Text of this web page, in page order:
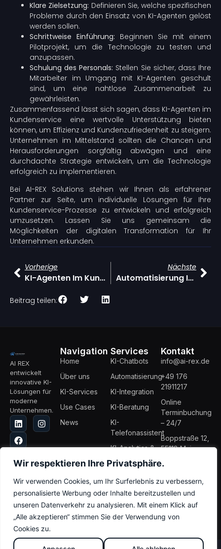
Wir respektieren Ihre Privatsphäre.
Wir verwenden Cookies, um Ihr Surferlebnis zu verbessern,
personalisierte Werbung oder Inhalte bereitzustellen und
unseren Datenverkehr zu analysieren. Mit einem Klick auf
„Alle akzeptieren“ stimmen Sie der Verwendung von
Cookies zu.
Klare Zielsetzung: Definieren Sie, welche spezifischen
Probleme durch den Einsatz von KI-Agenten gelöst
werden sollen.
Schrittweise Einführung: Beginnen Sie mit einem
Pilotprojekt, um die Technologie zu testen und
anzupassen.
Schulung des Personals: Stellen Sie sicher, dass Ihre
Mitarbeiter im Umgang mit KI-Agenten geschult
sind, um eine nahtlose Zusammenarbeit zu
gewährleisten.
Zusammenfassend lässt sich sagen, dass KI-Agenten im
Kundenservice eine wertvolle Unterstützung bieten
können, um Effizienz und Kundenzufriedenheit zu steigern.
Unternehmen im Mittelstand sollten die Chancen und
Herausforderungen sorgfältig abwägen und eine
durchdachte Strategie entwickeln, um die Technologie
erfolgreich zu implementieren.
Bei AI-REX Solutions stehen wir Ihnen als erfahrener
Partner zur Seite, um individuelle Lösungen für Ihre
Kundenservice-Prozesse zu entwickeln und erfolgreich
umzusetzen. Lassen Sie uns gemeinsam die
Möglichkeiten der digitalen Transformation für Ihr
Unternehmen erkunden.
Vorherige
KI-Agenten Im Kundenservice: Effizienzsteigerung Durch Automatisierung
Nächste
Automatisierung Im IT-Support: Chancen Und Herausforderungen Für Den Mittelstand
Beitrag teilen:
AI REX
entwickelt
innovative KI-
Lösungen für
moderne
Unternehmen.
Navigation
Home
Über uns
KI-Services
Use Cases
News
Services
KI-Chatbots
Automatisierung
KI-Integration
KI-Beratung
KI-
Telefonassistent
KI-Analytics &
Reporting
Kontakt
info@ai-rex.de
+49 176
21911217
Online
Terminbuchung
– 24/7
Boppstraße 12,
55118 Mainz,
© 2026 AI REX - Alle Rechte vorbehalten | Entwickelt vonIT REX
SOLUTIONS
ImpressumDatenschutz